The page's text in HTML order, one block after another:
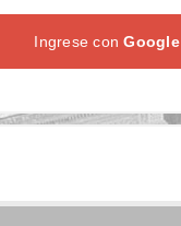
Ingrese conGoogle